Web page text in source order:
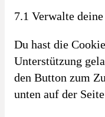
7.1 Verwalte
Du hast die
Unterstützung
den Button zum
unten auf der